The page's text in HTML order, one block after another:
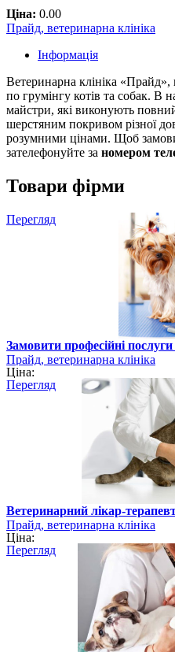
Ціна: 0.00
Прайд, ветеринарна клініка
Інформація
Ветеринарна клініка
по грумінгу котів та собак. В
майстри, які виконують
шерстяним покривом різної
розумними цінами. Щоб
зателефонуйте за номером
Товари фірми
Перегляд
Замовити професійні
Прайд, ветеринарна клініка
Ціна:
Перегляд
Ветеринарний лікар-
Прайд, ветеринарна клініка
Ціна:
Перегляд